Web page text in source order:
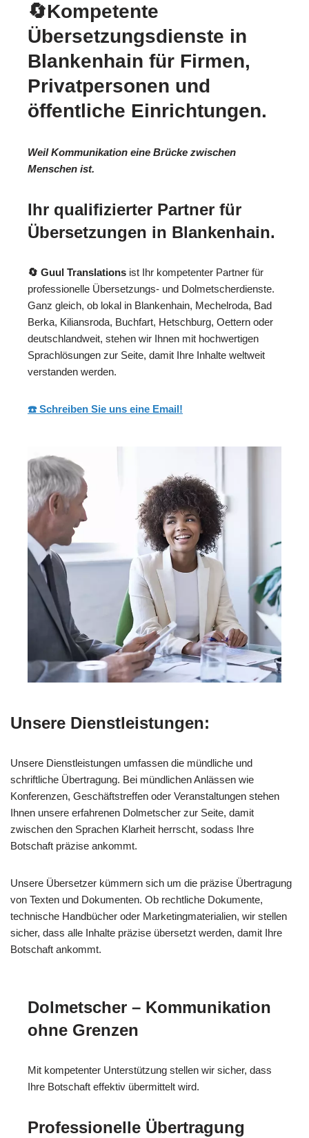
🔄Kompetente
Übersetzungsdienste in
Blankenhain für Firmen,
Privatpersonen und
öffentliche Einrichtungen.
Weil Kommunikation eine Brücke zwischen
Menschen ist.
Ihr qualifizierter Partner für
Übersetzungen in Blankenhain.
🔄 Guul Translations ist Ihr kompetenter Partner für
professionelle Übersetzungs- und Dolmetscherdienste.
Ganz gleich, ob lokal in Blankenhain, Mechelroda, Bad
Berka, Kiliansroda, Buchfart, Hetschburg, Oettern oder
deutschlandweit, stehen wir Ihnen mit hochwertigen
Sprachlösungen zur Seite, damit Ihre Inhalte weltweit
verstanden werden.
☎️ Schreiben Sie uns eine Email!
Unsere Dienstleistungen:
Unsere Dienstleistungen umfassen die mündliche und
schriftliche Übertragung. Bei mündlichen Anlässen wie
Konferenzen, Geschäftstreffen oder Veranstaltungen stehen
Ihnen unsere erfahrenen Dolmetscher zur Seite, damit
zwischen den Sprachen Klarheit herrscht, sodass Ihre
Botschaft präzise ankommt.
Unsere Übersetzer kümmern sich um die präzise Übertragung
von Texten und Dokumenten. Ob rechtliche Dokumente,
technische Handbücher oder Marketingmaterialien, wir stellen
sicher, dass alle Inhalte präzise übersetzt werden, damit Ihre
Botschaft ankommt.
Dolmetscher – Kommunikation
ohne Grenzen
Mit kompetenter Unterstützung stellen wir sicher, dass
Ihre Botschaft effektiv übermittelt wird.
Professionelle Übertragung